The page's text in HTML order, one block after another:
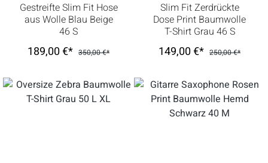
Gestreifte Slim Fit Hose
aus Wolle Blau Beige
46 S
189,00 €* 350,00 €*
Slim Fit Zerdrückte
Dose Print Baumwolle
T-Shirt Grau 46 S
149,00 €* 250,00 €*